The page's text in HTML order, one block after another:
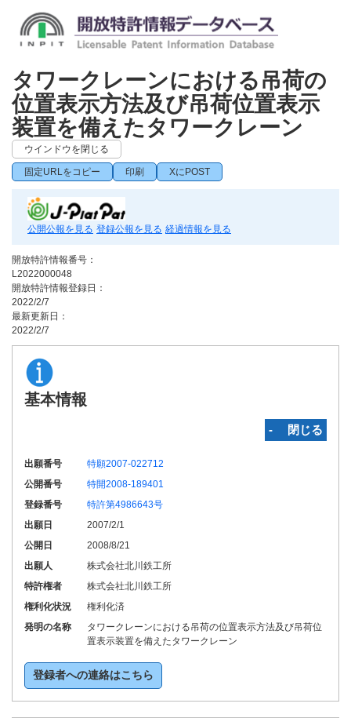
タワークレーンにおける吊荷の
位置表示方法及び吊荷位置表示
装置を備えたタワークレーン
ウインドウを閉じる
固定URLをコピー 印刷 XにPOST
公開公報を見る 登録公報を見る 経過情報を見る
開放特許情報番号：
L2022000048
開放特許情報登録日：
2022/2/7
最新更新日：
2022/2/7
基本情報
‐ 閉じる
出願番号
特願2007-022712
公開番号
特開2008-189401
登録番号
特許第4986643号
出願日
2007/2/1
公開日
2008/8/21
出願人
株式会社北川鉄工所
特許権者
株式会社北川鉄工所
権利化状況
権利化済
発明の名称
タワークレーンにおける吊荷の位置表示方法及び吊荷位
置表示装置を備えたタワークレーン
登録者への連絡はこちら